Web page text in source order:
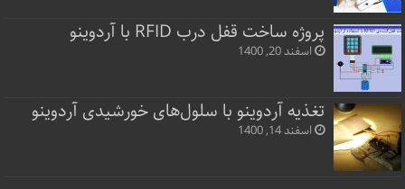
پروژه ساخت قفل‌ درب RFID با آردوینو
اسفند 20, 1400
تغذیه آردوینو با سلول‌های خورشیدی آردوینو
اسفند 14, 1400